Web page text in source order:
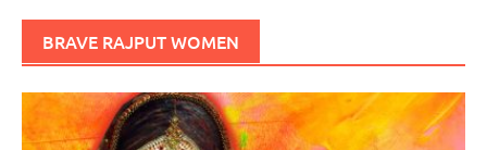
BRAVE RAJPUT WOMEN